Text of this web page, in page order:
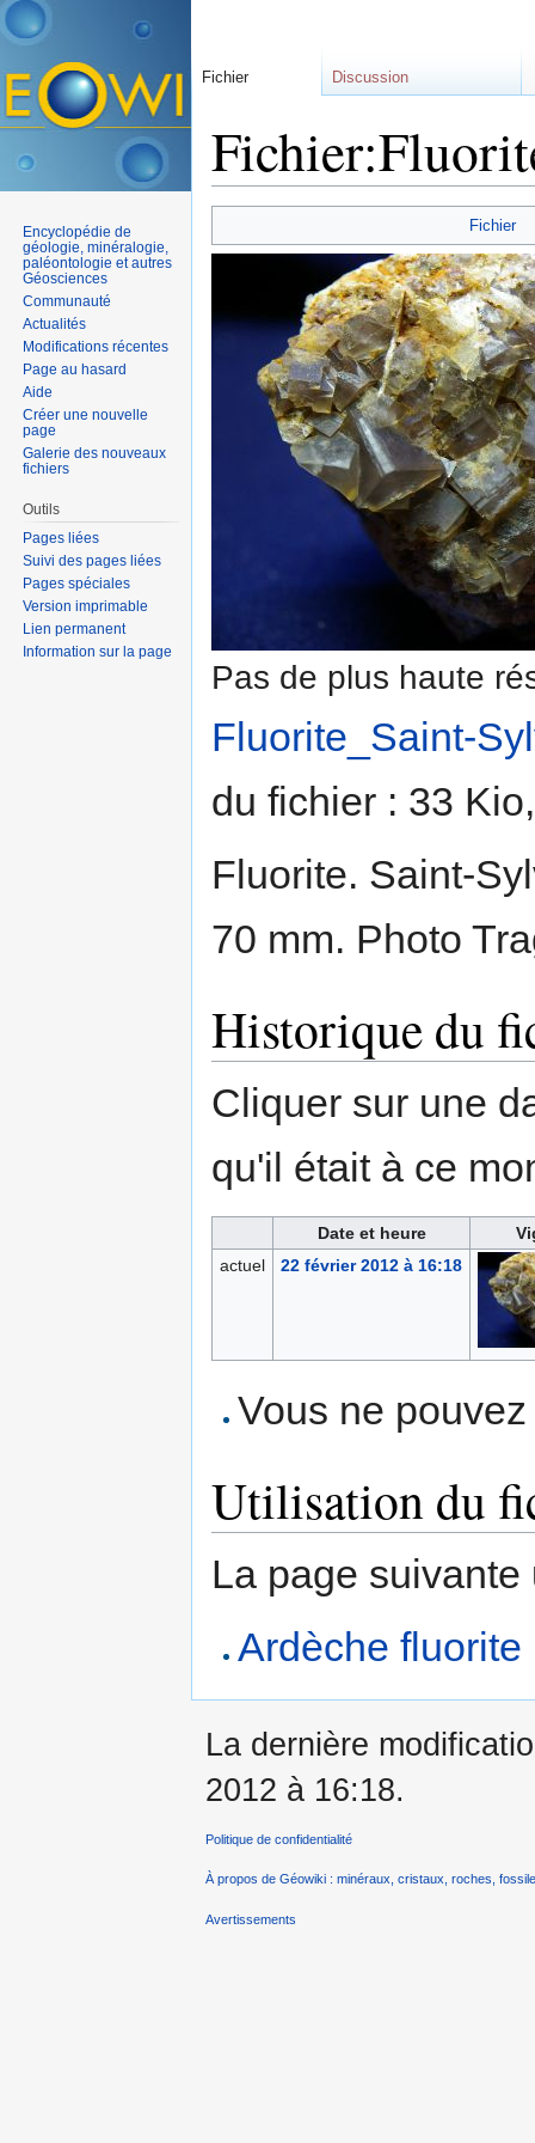
Fichier
Pas de plus haute
Fluorite_Saint-
du fichier : 33
Fluorite. Saint-
70 mm. Photo
Historique du
Cliquer sur une
qu'il était à ce
Date et heure
actuel
22 février 2012 à 16:18
Vous ne
Utilisation du
La page
Ardèche fluorite
Fichier Discussion
Encyclopédie de
géologie, minéralogie,
paléontologie et autres
Géosciences
Communauté
Actualités
Modifications récentes
Page au hasard
Aide
Créer une nouvelle
page
Galerie des nouveaux
fichiers
Outils
Pages liées
Suivi des pages liées
Pages spéciales
Version imprimable
Lien permanent
Information sur la page
La dernière
2012 à 16:18.
Politique de confidentialité
À propos de Géowiki : minéraux, cristaux, roches,
Avertissements